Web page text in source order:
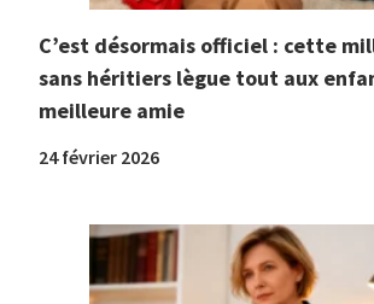
C’est désormais officiel : cette
sans héritiers lègue tout aux
meilleure amie
24 février 2026